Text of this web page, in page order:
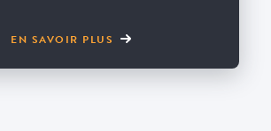
EN SAVOIR PLUS